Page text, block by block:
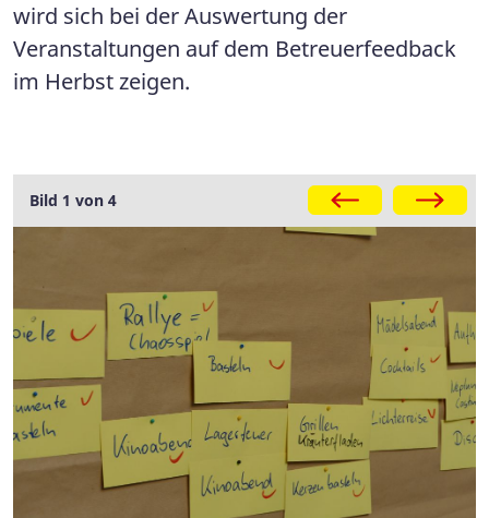
wird sich bei der Auswertung der
Veranstaltungen auf dem Betreuerfeedback
im Herbst zeigen.
Galerie
Bild 1 von 4